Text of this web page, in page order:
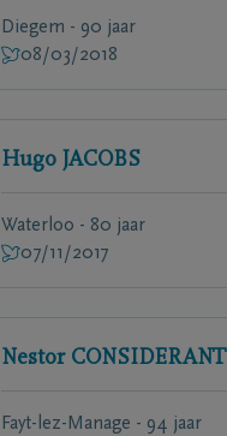
Diegem - 90 jaar
08/03/2018
Hugo JACOBS
Waterloo - 80 jaar
07/11/2017
Nestor CONSIDERANT
Fayt-lez-Manage - 94 jaar